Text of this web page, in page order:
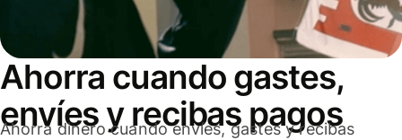
Ahorra cuando gastes,
envíes y recibas pagos
Ahorra dinero cuando envíes, gastes y recibas